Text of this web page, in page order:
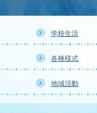
学校生活
各種様式
地域活動